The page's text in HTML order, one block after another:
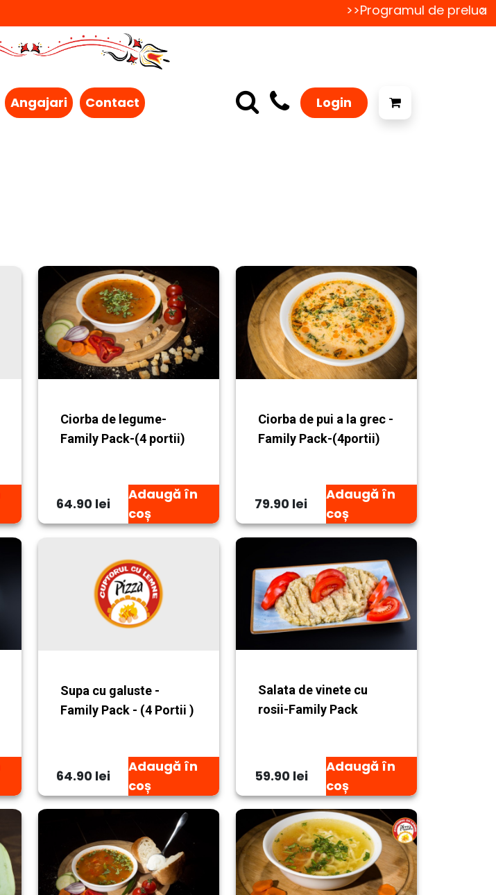
>>Programul de
Angajari Contact Login
Ciorba de legume-
Family Pack-(4 portii)
64.90 lei
Adaugă în
coș
Ciorba de pui a la grec -
Family Pack-(4portii)
79.90 lei
Adaugă în
coș
Supa cu galuste -
Family Pack - (4 Portii )
64.90 lei
Adaugă în
coș
Salata de vinete cu
rosii-Family Pack
59.90 lei
Adaugă în
coș